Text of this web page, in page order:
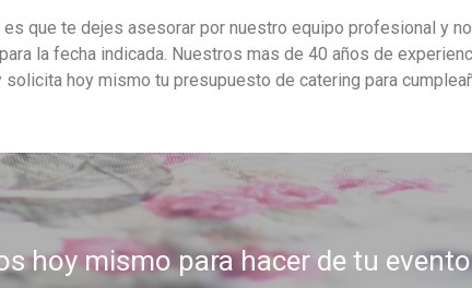
que te dejes asesorar por nuestro equipo profesional y
la fecha indicada. Nuestros mas de 40 años de
hoy mismo tu presupuesto de catering para
hoy mismo para hacer de tu